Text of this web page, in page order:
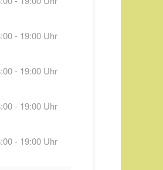
- 19:00 Uhr
- 19:00 Uhr
- 19:00 Uhr
- 19:00 Uhr